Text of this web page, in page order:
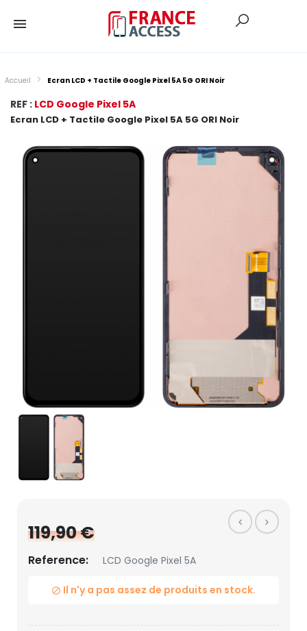
Accueil Ecran LCD + Tactile Google Pixel 5A 5G ORI Noir
REF : LCD Google Pixel 5A
Ecran LCD + Tactile Google Pixel 5A 5G ORI Noir
119,90 €
Reference: LCD Google Pixel 5A
 Il n'y a pas assez de produits en stock.